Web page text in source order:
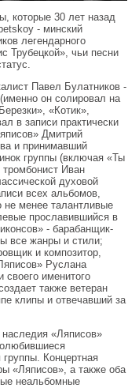
которые 30 лет назад
- минский
легендарного
Трубецкой», чьи песни
Павел Булатников -
он солировал на
«Котик»,
в записи практически
Дмитрий
и принимавший
группы (включая «Ты
Иван
духовой
всех альбомов,
не менее талантливые
прославившийся в
- барабанщик-
все жанры и стили;
и композитор,
Руслана
именитого
также ветеран
клипы и отвечавший за
наследия «Ляписов»
Концертная
«Ляписов», а также оба
неальбомные